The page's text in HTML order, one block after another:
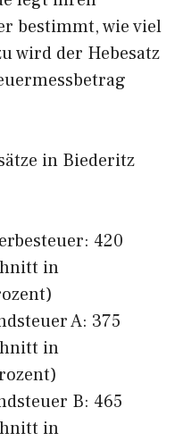
bestimmt, wie viel
wird der Hebesatz
in Biederitz
420
in
A: 375
in
B: 465
in